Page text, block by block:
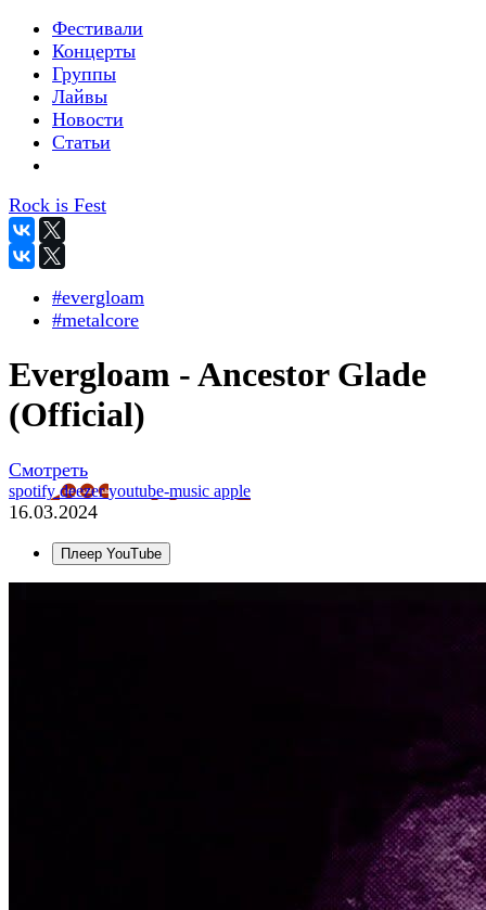
Фестивали
Концерты
Группы
Лайвы
Новости
Статьи
Rock is Fest
#evergloam
#metalcore
Evergloam - Ancestor Glade
(Official)
Смотреть
spotifydeezeryoutube-music apple
16.03.2024
Плеер YouTube